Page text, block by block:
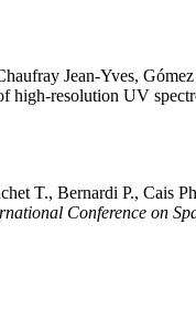
Jean-Yves,
resolution UV
T., Bernardi P., Cais
Conference on